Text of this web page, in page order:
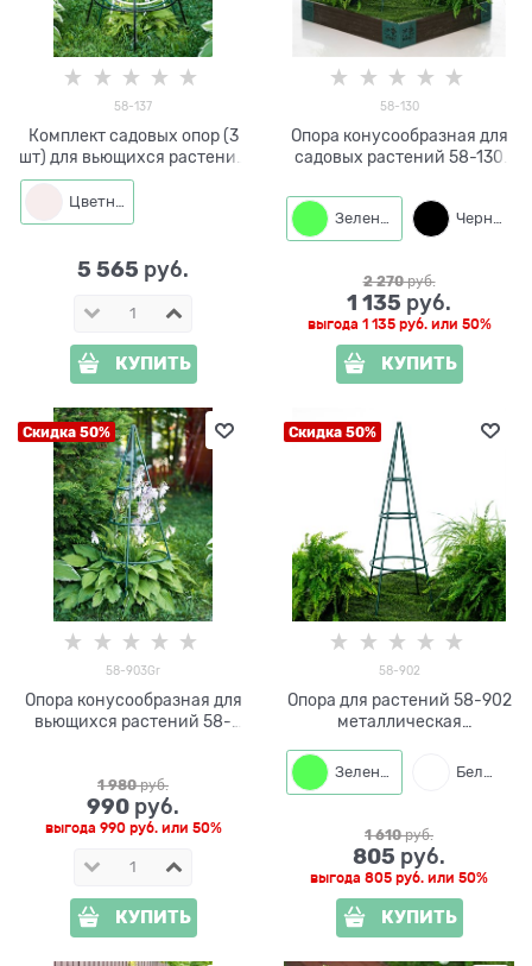
58-137
Комплект садовых опор (3
шт) для вьющихся растений
58-137
Цветная
5 565 руб.
КУПИТЬ
58-130
Опора конусообразная для
садовых растений 58-130
Зеленый Черный
2 270 руб.
1 135 руб.
выгода 1 135 руб.или 50%
КУПИТЬ
Скидка 50%
58-903Gr
Опора конусообразная для
вьющихся растений 58-
1 980 руб.
990 руб.
выгода 990 руб.или 50%
КУПИТЬ
Скидка 50%
58-902
Опора для растений 58-902
металлическая
Зеленый Белый
1 610 руб.
805 руб.
выгода 805 руб. или 50%
КУПИТЬ